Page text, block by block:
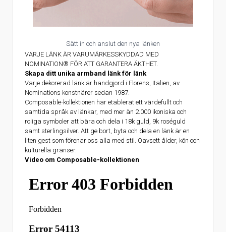
Sätt in och anslut den nya länken
VARJE LÄNK ÄR VARUMÄRKESSKYDDAD MED
NOMINATION® FÖR ATT GARANTERA ÄKTHET.
Skapa ditt unika armband länk för länk
Varje dekorerad länk är handgjord i Florens, Italien, av
Nominations konstnärer sedan 1987.
Composable-kollektionen har etablerat ett värdefullt och
samtida språk av länkar, med mer än 2.000 ikoniska och
roliga symboler att bära och dela i 18k guld, 9k roséguld
samt sterlingsilver. Att ge bort, byta och dela en länk är en
liten gest som förenar oss alla med stil. Oavsett ålder, kön och
kulturella gränser.
Video om Composable-kollektionen